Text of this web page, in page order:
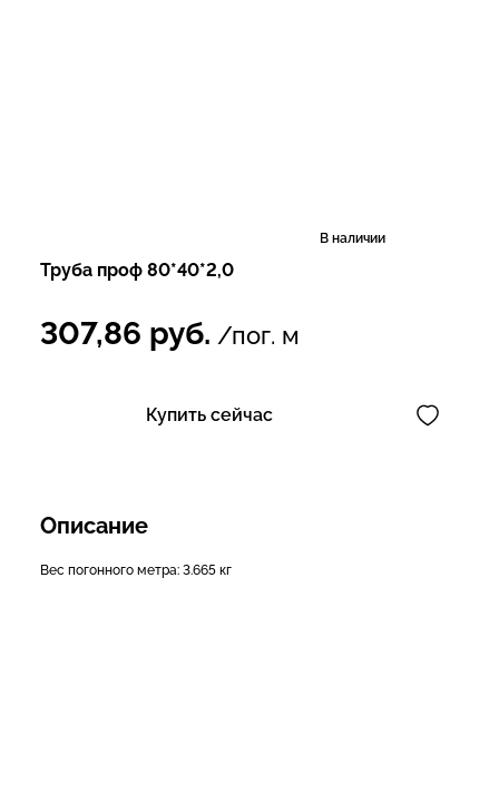
В наличии
Труба проф 80*40*2,0
307,86 руб. /пог. м
Купить сейчас
Описание
Вес погонного метра: 3.665 кг